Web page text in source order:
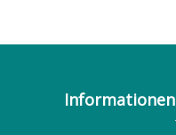
Informationen